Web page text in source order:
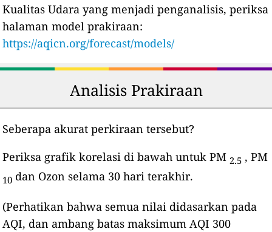
Kualitas Udara yang menjadi penganalisis, periksa
halaman model prakiraan:
https://aqicn.org/forecast/models/
Analisis Prakiraan
Seberapa akurat perkiraan tersebut?
Periksa grafik korelasi di bawah untuk PM 2.5 , PM
10 dan Ozon selama 30 hari terakhir.
(Perhatikan bahwa semua nilai didasarkan pada
AQI, dan ambang batas maksimum AQI 300